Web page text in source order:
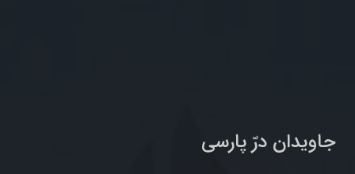
جاویدان درّ پارسی